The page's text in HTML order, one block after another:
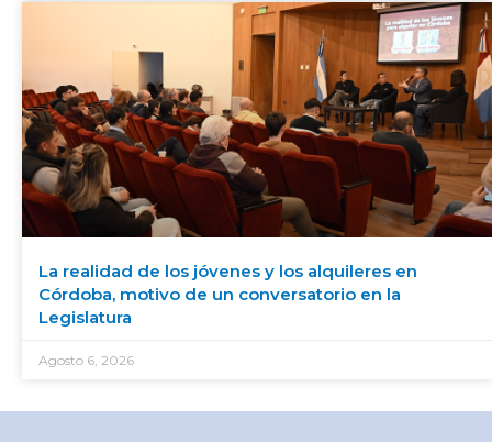
La realidad de los jóvenes y los alquileres en
Córdoba, motivo de un conversatorio en la
Legislatura
Agosto 6, 2026